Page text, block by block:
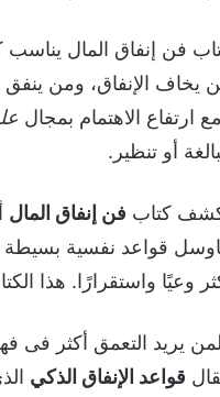
فن إنفاق المال
يخاف الإنفاق، ومن
ارتفاع الاهتمام بمجال
أو تنظير.
كتاب فن إنفاق المال
قواعد نفسية بسيطة
وعيًا واستقرارًا. هذا
يريد التعمق أكثر فى
قواعد الإنفاق الذكي